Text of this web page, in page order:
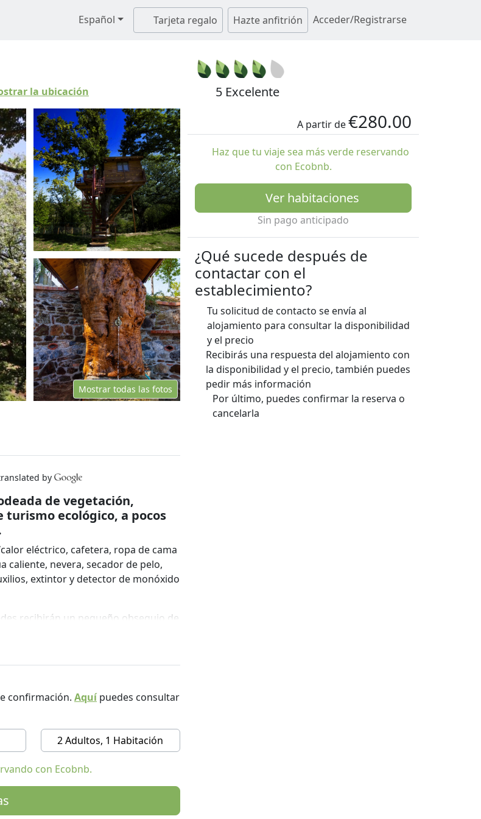
Español Tarjeta regalo Hazte anfitrión Acceder/Registrarse
la ubicación 5 Excelente
Mostrar todas las fotos
by
de vegetación,
turismo ecológico, a pocos
eléctrico, cafetera, ropa de cama
caliente, nevera, secador de pelo,
extintor y detector de monóxido
recibirán un pequeño obsequio de
Además, a pocos kilómetros de
ofrecen menús tradicionales a
de la propiedad
interés turístico y cultural
un árbol monumental, una zona
wifi, etc.).
A pocos kilómetros se encuentran la
Bilotti), el Puente de Sant'Angelo
de Italia, data del siglo II a. C.) y el
confirmación. Aquípuedes consultar
2 Adultos, 1 Habitación
con Ecobnb.
A partir de€280.00
Haz que tu viaje sea más verde reservando
con Ecobnb.
Ver habitaciones
Sin pago anticipado
¿Qué sucede después de
contactar con el
establecimiento?
Tu solicitud de contacto se envía al
alojamiento para consultar la disponibilidad
y el precio
Recibirás una respuesta del alojamiento con
la disponibilidad y el precio, también puedes
pedir más información
Por último, puedes confirmar la reserva o
cancelarla